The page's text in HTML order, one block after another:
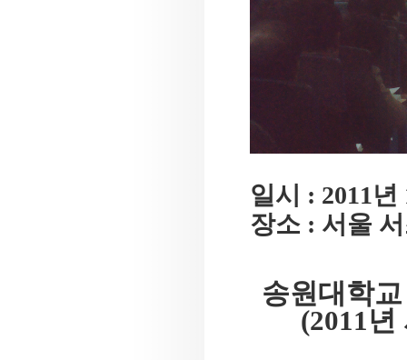
일시 : 2011년
장소 : 서울
송원대학
(2011